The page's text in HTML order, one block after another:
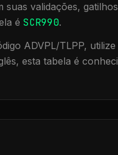
suas validações,
é SCR990.
ADVPL/TLPP,
esta tabela é